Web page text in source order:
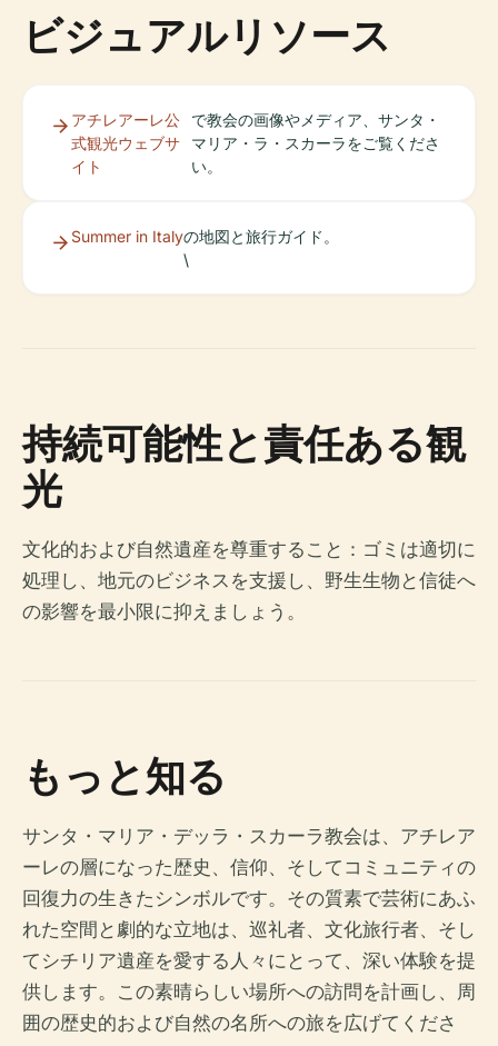
ビジュアルリソース
アチレアーレ公
式観光ウェブサ
イト
で教会の画像やメディア、サンタ・
マリア・ラ・スカーラをご覧くださ
い。
Summer in Italyの地図と旅行ガイド。
\
持続可能性と責任ある観
光
文化的および自然遺産を尊重すること：ゴミは適切に
処理し、地元のビジネスを支援し、野生生物と信徒へ
の影響を最小限に抑えましょう。
もっと知る
サンタ・マリア・デッラ・スカーラ教会は、アチレア
ーレの層になった歴史、信仰、そしてコミュニティの
回復力の生きたシンボルです。その質素で芸術にあふ
れた空間と劇的な立地は、巡礼者、文化旅行者、そし
てシチリア遺産を愛する人々にとって、深い体験を提
供します。この素晴らしい場所への訪問を計画し、周
囲の歴史的および自然の名所への旅を広げてくださ